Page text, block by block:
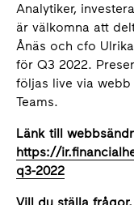
Analytiker,
är välkomna att
Ånäs och cfo
för Q3 2022.
följas live via
Teams.
Länk till
https://
q3-2022